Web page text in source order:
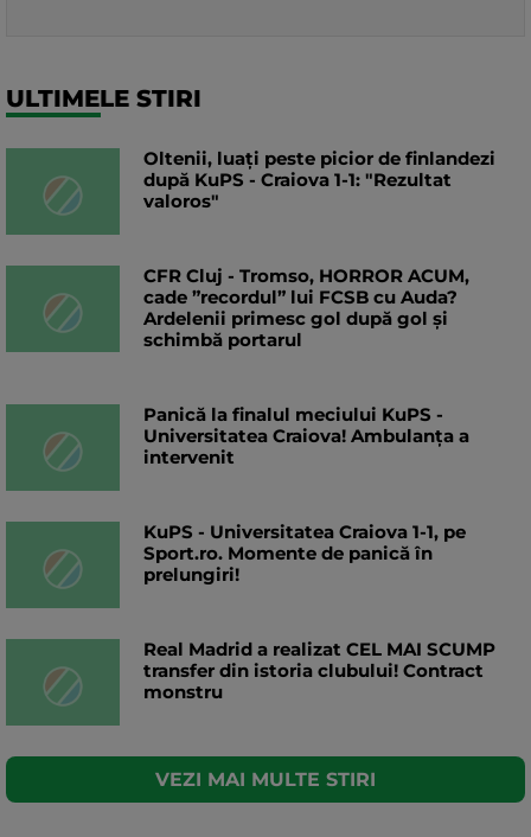
ULTIMELE STIRI
Oltenii, luați peste picior de finlandezi
după KuPS - Craiova 1-1: "Rezultat
valoros"
CFR Cluj - Tromso, HORROR ACUM,
cade ”recordul” lui FCSB cu Auda?
Ardelenii primesc gol după gol și
schimbă portarul
Panică la finalul meciului KuPS -
Universitatea Craiova! Ambulanța a
intervenit
KuPS - Universitatea Craiova 1-1, pe
Sport.ro. Momente de panică în
prelungiri!
Real Madrid a realizat CEL MAI SCUMP
transfer din istoria clubului! Contract
monstru
VEZI MAI MULTE STIRI